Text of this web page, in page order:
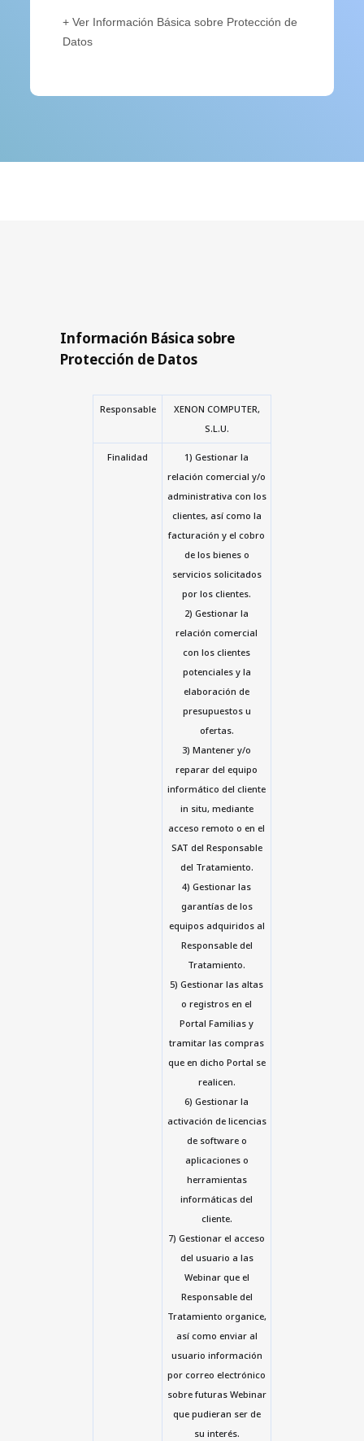
+ Ver Información Básica sobre Protección de
Datos
Información Básica sobre
Protección de Datos
Responsable
XENON COMPUTER,
S.L.U.
Finalidad
1) Gestionar la
relación comercial y/o
administrativa con los
clientes, así como la
facturación y el cobro
de los bienes o
servicios solicitados
por los clientes.
2) Gestionar la
relación comercial
con los clientes
potenciales y la
elaboración de
presupuestos u
ofertas.
3) Mantener y/o
reparar del equipo
informático del cliente
in situ, mediante
acceso remoto o en el
SAT del Responsable
del Tratamiento.
4) Gestionar las
garantías de los
equipos adquiridos al
Responsable del
Tratamiento.
5) Gestionar las altas
o registros en el
Portal Familias y
tramitar las compras
que en dicho Portal se
realicen.
6) Gestionar la
activación de licencias
de software o
aplicaciones o
herramientas
informáticas del
cliente.
7) Gestionar el acceso
del usuario a las
Webinar que el
Responsable del
Tratamiento organice,
así como enviar al
usuario información
por correo electrónico
sobre futuras Webinar
que pudieran ser de
su interés.